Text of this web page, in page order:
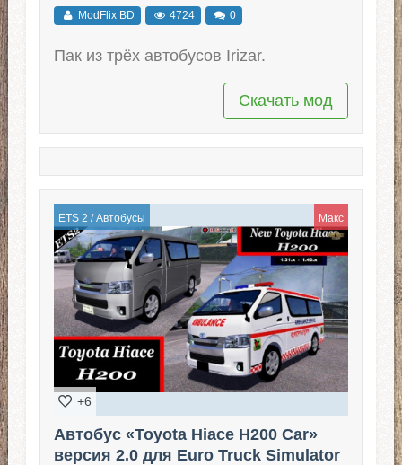
ModFlix BD 4724 0
Пак из трёх автобусов Irizar.
Скачать мод
ETS 2 /Автобусы Макс
+6
Автобус «Toyota Hiace H200 Car»
версия 2.0 для Euro Truck Simulator